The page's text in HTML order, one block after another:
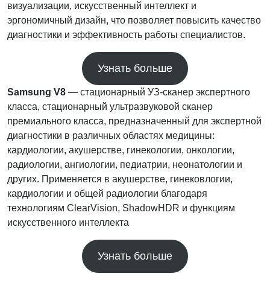
визуализации, искусственный интеллект и
эргономичный дизайн, что позволяет повысить качество
диагностики и эффективность работы специалистов.
Узнать больше
Samsung V8 — стационарный УЗ-сканер экспертного
класса, стационарный ультразвуковой сканер
премиального класса, предназначенный для экспертной
диагностики в различных областях медицины:
кардиологии, акушерстве, гинекологии, онкологии,
радиологии, ангиологии, педиатрии, неонатологии и
других. Применяется в акушерстве, гинековлогии,
кардиологии и общей радиологии благодаря
технологиям ClearVision, ShadowHDR и функциям
искусственного интеллекта
Узнать больше